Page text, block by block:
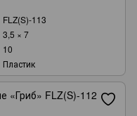
FLZ(S)-113
3,5 × 7
10
Пластик